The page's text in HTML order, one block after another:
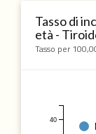
Tasso di
età -
Tasso per
40